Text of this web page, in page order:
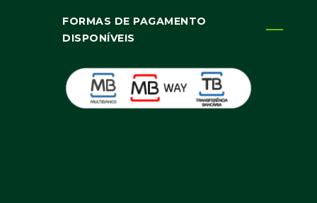
FORMAS DE PAGAMENTO
DISPONÍVEIS